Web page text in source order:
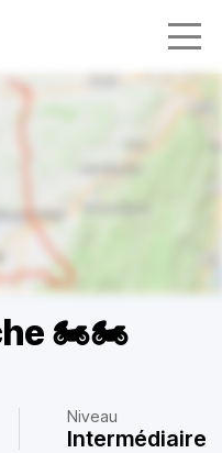
🏍️🏍️
Niveau
Intermédiaire